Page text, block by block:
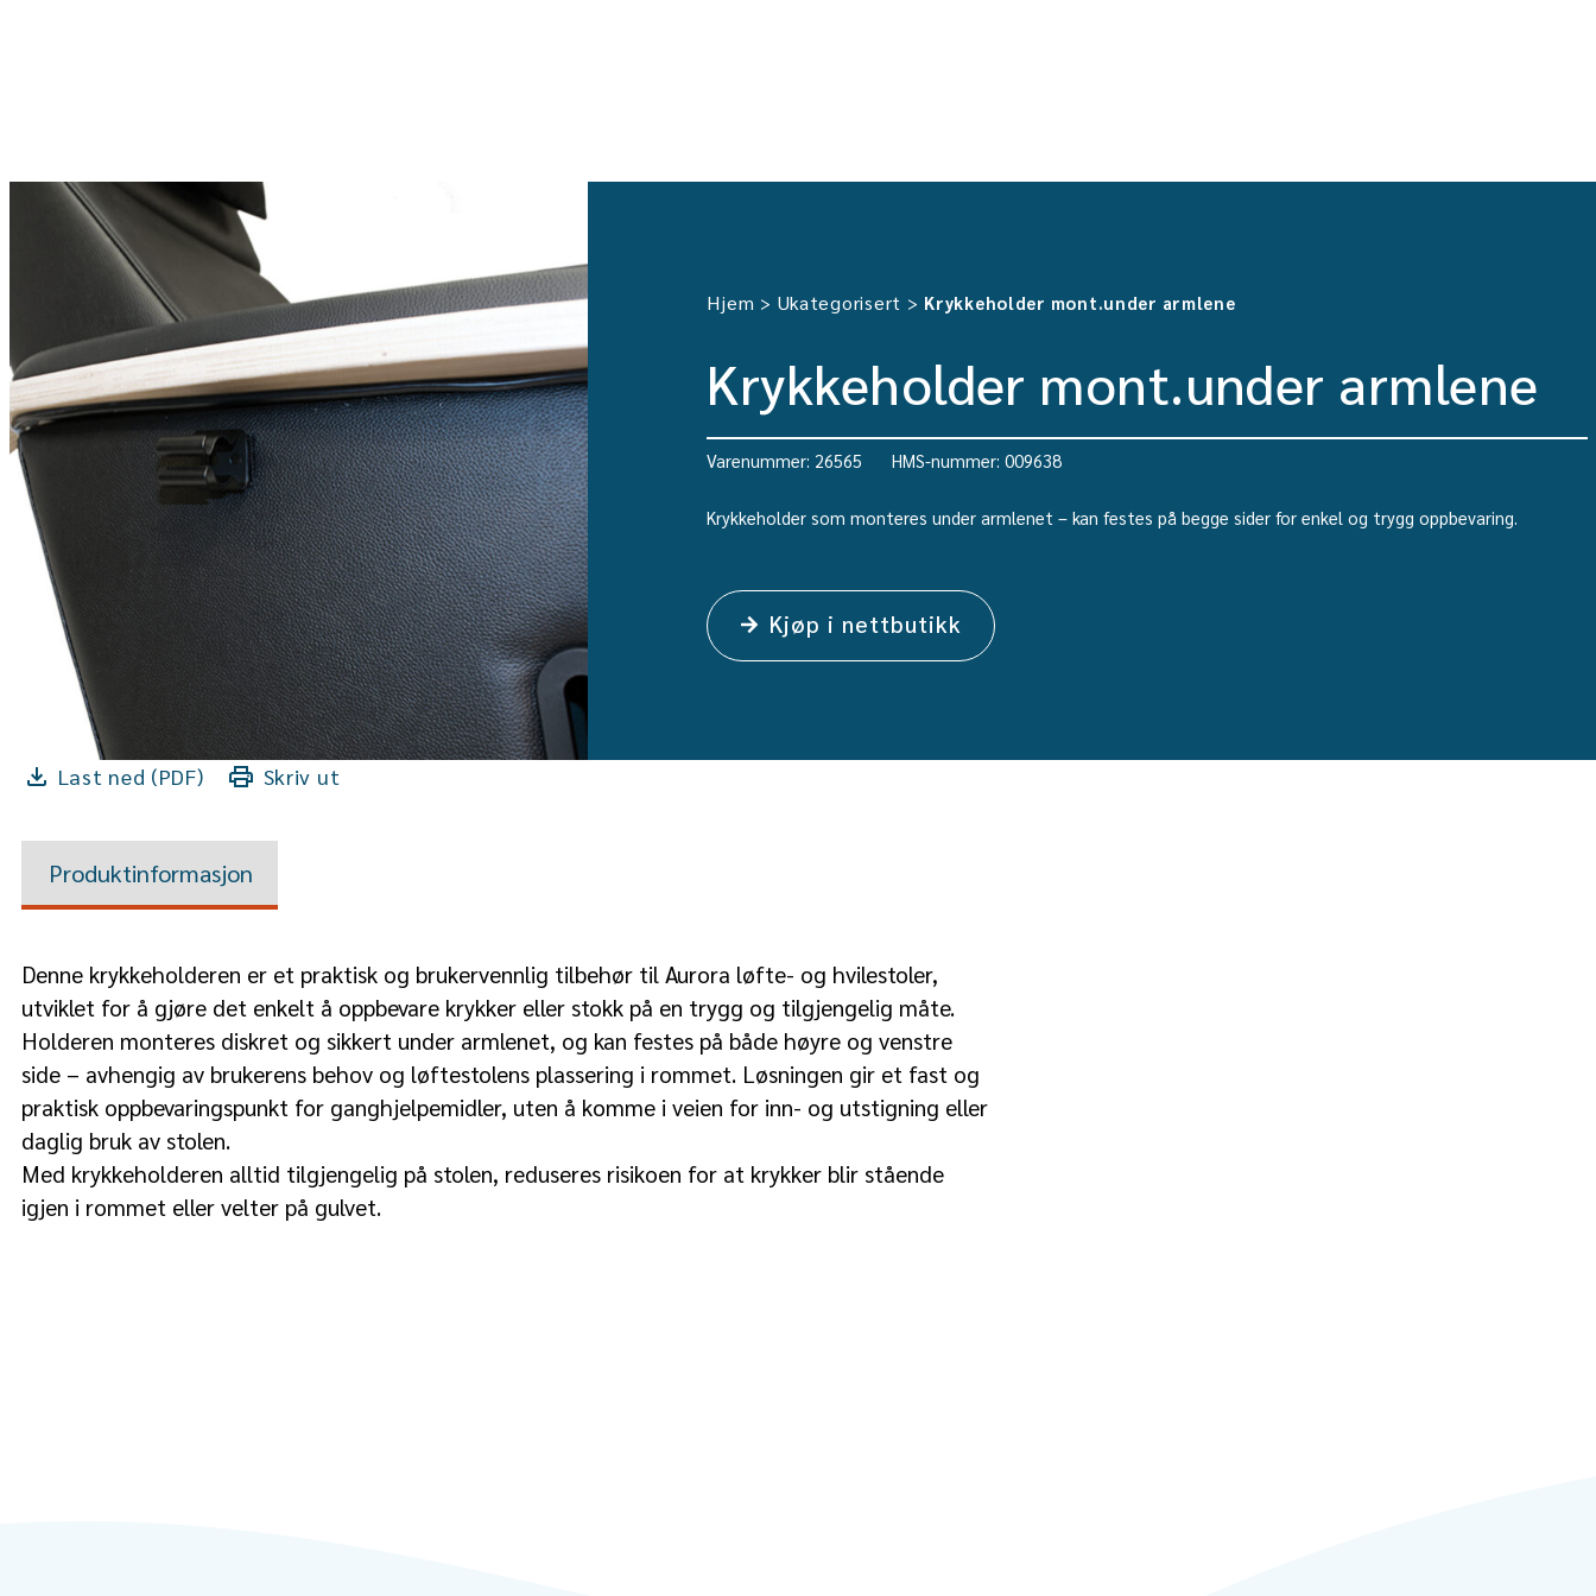
Hjem > Ukategorisert > Krykkeholder mont.under armlene
Krykkeholder mont.under armlene
Varenummer: 26565 HMS-nummer: 009638
Krykkeholder som monteres under armlenet – kan festes på begge sider for enkel og trygg oppbevaring.
Kjøp i nettbutikk
Last ned (PDF) Skriv ut
Produktinformasjon
Denne krykkeholderen er et praktisk og brukervennlig tilbehør til Aurora løfte- og hvilestoler,
utviklet for å gjøre det enkelt å oppbevare krykker eller stokk på en trygg og tilgjengelig måte.
Holderen monteres diskret og sikkert under armlenet, og kan festes på både høyre og venstre
side – avhengig av brukerens behov og løftestolens plassering i rommet. Løsningen gir et fast og
praktisk oppbevaringspunkt for ganghjelpemidler, uten å komme i veien for inn- og utstigning eller
daglig bruk av stolen.
Med krykkeholderen alltid tilgjengelig på stolen, reduseres risikoen for at krykker blir stående
igjen i rommet eller velter på gulvet.